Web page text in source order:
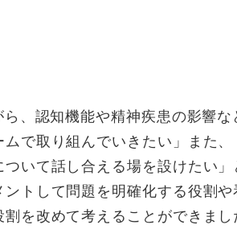
、認知機能や精神疾患の影響な
で取り組んでいきたい」また
いて話し合える場を設けたい
トして問題を明確化する役割
を改めて考えることができまし